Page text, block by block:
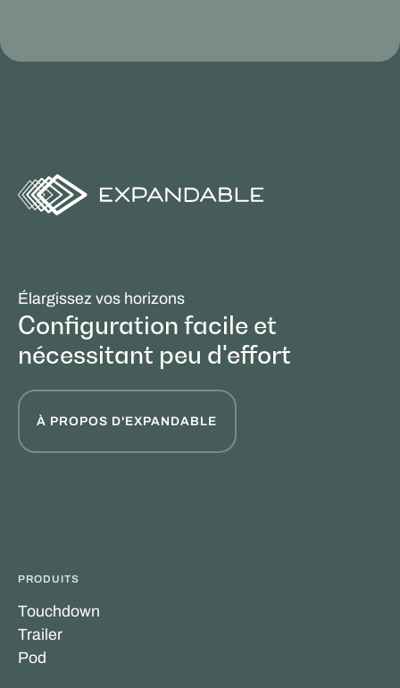
Élargissez vos horizons
Configuration facile et
nécessitant peu d'effort
À PROPOS D'EXPANDABLE
PRODUITS
Touchdown
Trailer
Pod